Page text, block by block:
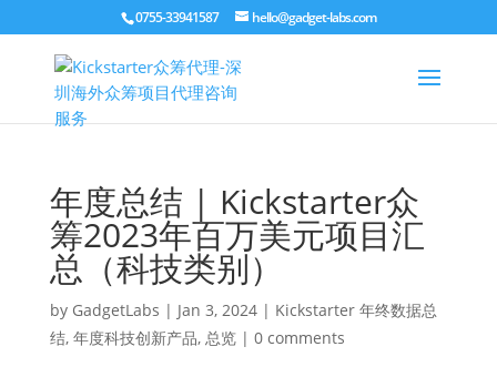
0755-33941587 hello@gadget-labs.com
年度总结 | Kickstarter众
筹2023年百万美元项目汇
总（科技类别）
by GadgetLabs | Jan 3, 2024| Kickstarter 年终数据总
结, 年度科技创新产品, 总览| 0 comments